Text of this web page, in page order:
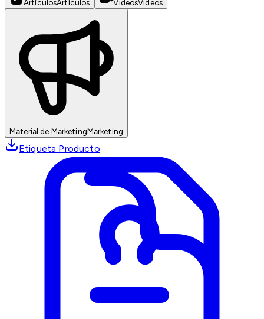
ArtículosArtículos VideosVideos
Material de MarketingMarketing
Etiqueta Producto